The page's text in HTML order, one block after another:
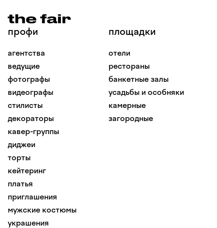
профи
агентства
ведущие
фотографы
видеографы
стилисты
декораторы
кавер-группы
диджеи
торты
кейтеринг
платья
приглашения
мужские костюмы
украшения
площадки
отели
рестораны
банкетные залы
усадьбы и особняки
камерные
загородные